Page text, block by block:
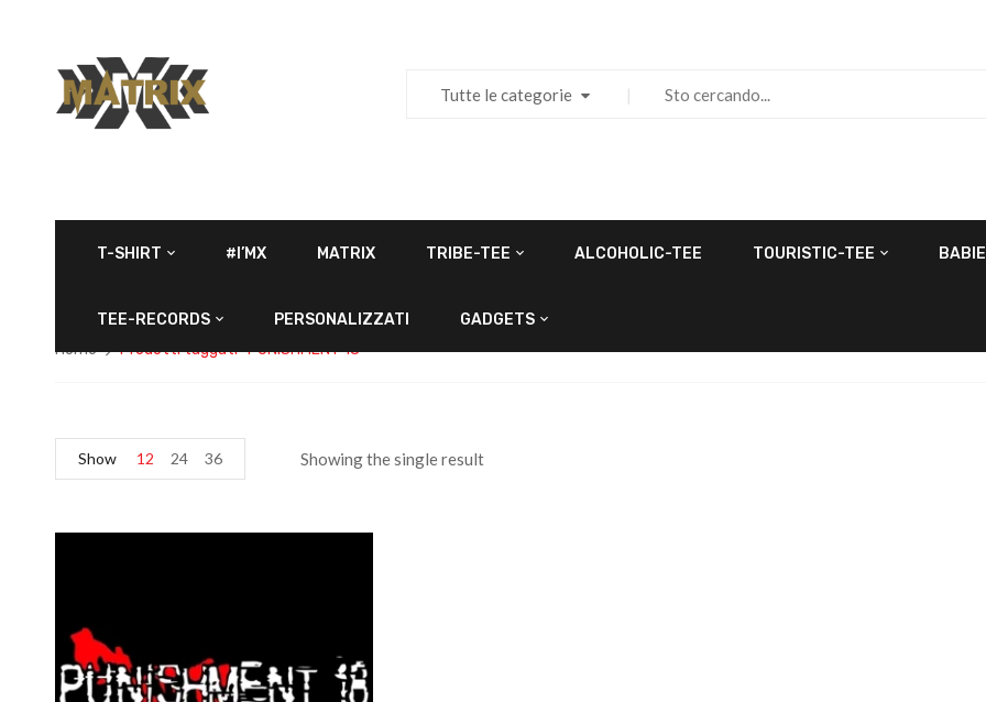
Tutte le categorie
T-SHIRT #I’MX MATRIX TRIBE-TEE ALCOHOLIC-TEE TOURISTIC-TEE
TEE-RECORDS PERSONALIZZATI GADGETS
Home Prodotti taggati “PUNISHMENT 18”
Showing the single result
Show 12 24 36